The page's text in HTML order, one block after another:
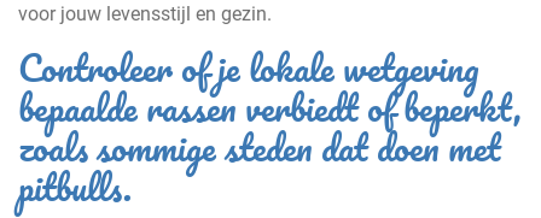
voor jouw levensstijl en gezin.
Controleer of je lokale wetgeving
bepaalde rassen verbiedt of beperkt,
zoals sommige steden dat doen met
pitbulls.